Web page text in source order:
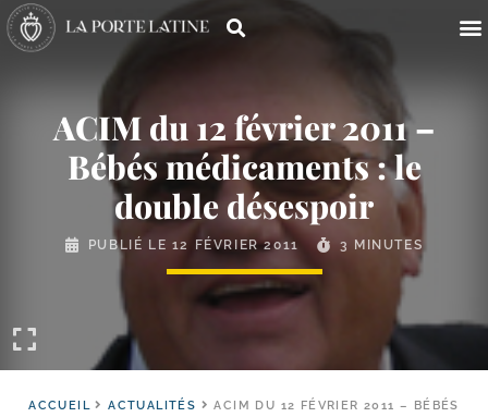
ACIM du 12 février 2011 –
Bébés médicaments : le
double désespoir
PUBLIÉ LE 12 FÉVRIER 2011 3 MINUTES
ACCUEIL ACTUALITÉS
ACIM DU 12 FÉVRIER 2011 – BÉBÉS